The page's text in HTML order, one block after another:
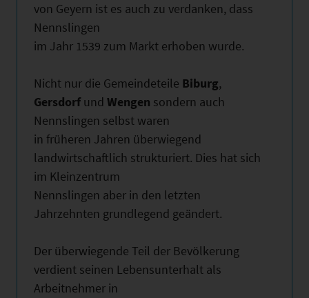
von Geyern ist es auch zu verdanken, dass
Nennslingen
im Jahr 1539 zum Markt erhoben wurde.
Nicht nur die Gemeindeteile Biburg,
Gersdorf und Wengen sondern auch
Nennslingen selbst waren
in früheren Jahren überwiegend
landwirtschaftlich strukturiert. Dies hat sich
im Kleinzentrum
Nennslingen aber in den letzten
Jahrzehnten grundlegend geändert.
Der überwiegende Teil der Bevölkerung
verdient seinen Lebensunterhalt als
Arbeitnehmer in